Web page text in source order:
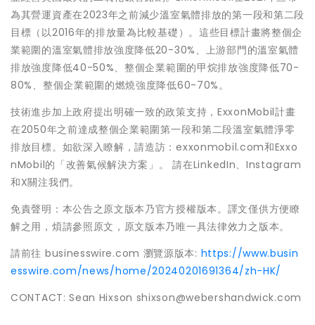
為其營運資產在2023年之前減少溫室氣體排放的第一段和第二段
目標（以2016年的排放量為比較基礎）。這些目標計畫將整個企
業範圍的溫室氣體排放強度降低20-30%、上游部門的溫室氣體
排放強度降低40-50%、整個企業範圍的甲烷排放強度降低70-
80%、整個企業範圍的燃燒強度降低60-70%。
技術進步加上政府提出明確一致的政策支持，ExxonMobil計畫
在2050年之前達成整個企業範圍第一段和第二段溫室氣體淨零
排放目標。如欲深入瞭解，請造訪：exxonmobil.com和Exxo
nMobil的「改善氣候解決方案」。 請在LinkedIn、Instagram
和X關注我們。
免責聲明：本公告之原文版本乃官方授權版本。譯文僅供方便瞭
解之用，煩請參照原文，原文版本乃唯一具法律效力之版本。
請前往 businesswire.com 瀏覽源版本: https://www.busin
esswire.com/news/home/20240201691364/zh-HK/
CONTACT: Sean Hixson shixson@webershandwick.com